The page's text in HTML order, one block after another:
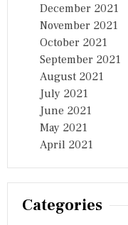
December 2021
November 2021
October 2021
September 2021
August 2021
July 2021
June 2021
May 2021
April 2021
Categories